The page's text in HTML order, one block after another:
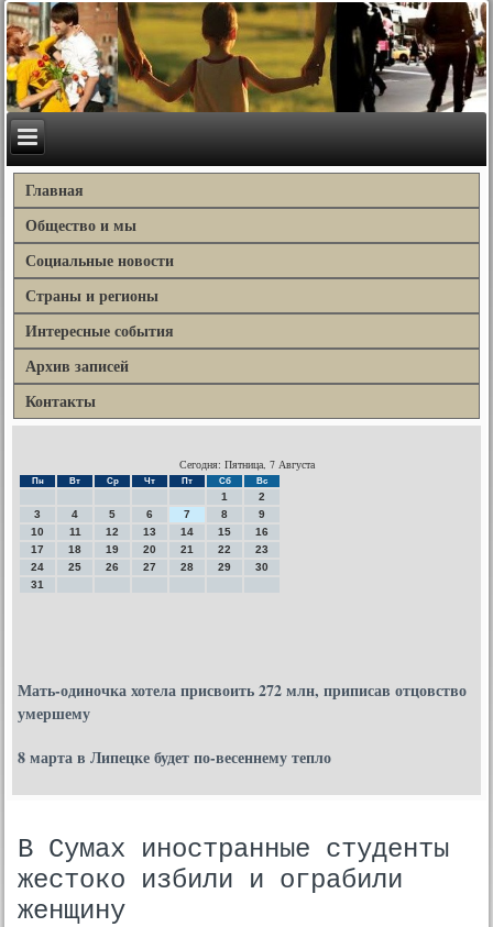
Главная
Общество и мы
Социальные новости
Страны и регионы
Интересные события
Архив записей
Контакты
Сегодня: Пятница, 7 Августа
Пн Вт Ср Чт Пт Сб Вс
1
2
3
4 5 6 7 8
9
10
11 12 13 14 15
16
17
18 19 20 21 22
23
24
25 26 27 28 29
30
31
Мать-одиночка хотела присвоить 272 млн, приписав отцовство
умершему
8 марта в Липецке будет по-весеннему тепло
В Сумах иностранные студенты
жестоко избили и ограбили
женщину